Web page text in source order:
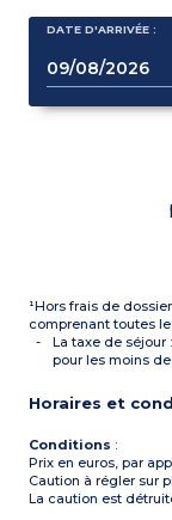
DATE D'ARRIVÉE :
¹Hors frais de
comprenant toutes
La taxe de séjour
pour les moins
Horaires et
Conditions :
Prix en euros, par
Caution à régler sur
La caution est